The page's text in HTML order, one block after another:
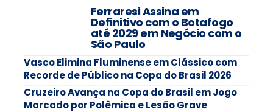
Ferraresi Assina em
Definitivo com o Botafogo
até 2029 em Negócio com o
São Paulo
Vasco Elimina Fluminense em Clássico com
Recorde de Público na Copa do Brasil 2026
Cruzeiro Avança na Copa do Brasil em Jogo
Marcado por Polêmica e Lesão Grave